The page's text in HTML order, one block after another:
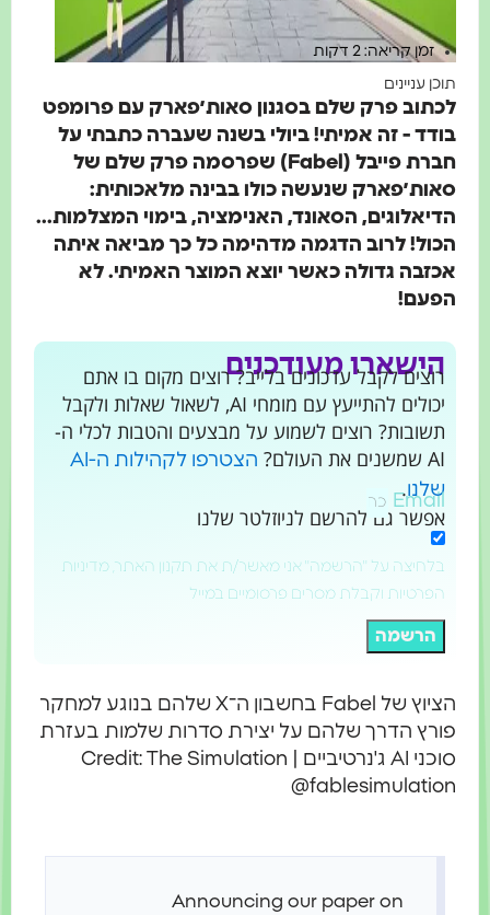
זמן קריאה: 2 דקות
עניינים
פרק שלם בסגנון סאות׳פארק עם פרומפט
- זה אמיתי! ביולי בשנה שעברה כתבתי על
חברת פייבל (Fabel) שפרסמה פרק שלם של
שנעשה כולו בבינה מלאכותית:
הסאונד, האנימציה, בימוי המצלמות...
לרוב הדגמה מדהימה כל כך מביאה איתה
גדולה כאשר יוצא המוצר האמיתי. לא
הישארו מעודכנים
רוצים לקבל עדכונים בלייב? רוצים מקום בו אתם
יכולים להתייעץ עם מומחי AI, לשאול שאלות ולקבל
תשובות? רוצים לשמוע על מבצעים והטבות לכלי ה-
הצטרפו לקהילות ה-AI
אפשר גם להרשם לניוזלטר שלנו
Email
בלחיצה על "הרשמה" אני מאשר/ת את תקנון האתר, מדיניות
הפרטיות וקבלת מסרים פרסומיים במייל
הרשמה
הציוץ של Fabel בחשבון ה־X שלהם בנוגע למחקר
הדרך שלהם על יצירת סדרות שלמות בעזרת
סוכני AI ג'נרטיביים | Credit: The Simulation
Announcing our paper on